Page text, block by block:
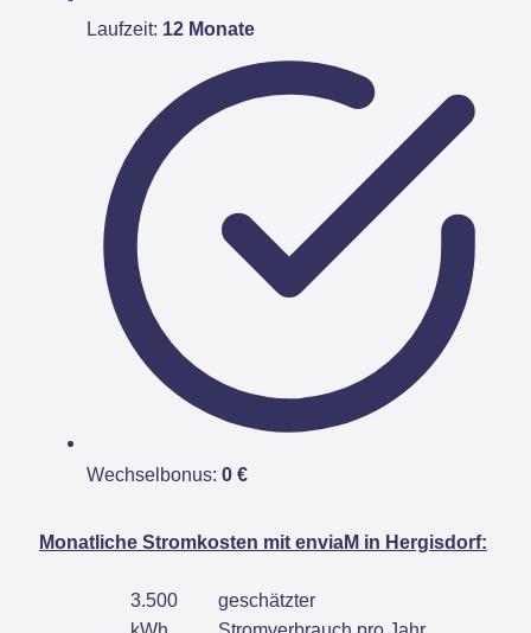
Laufzeit: 12 Monate
Wechselbonus: 0 €
Monatliche Stromkosten mit enviaM in Hergisdorf:
3.500
geschätzter